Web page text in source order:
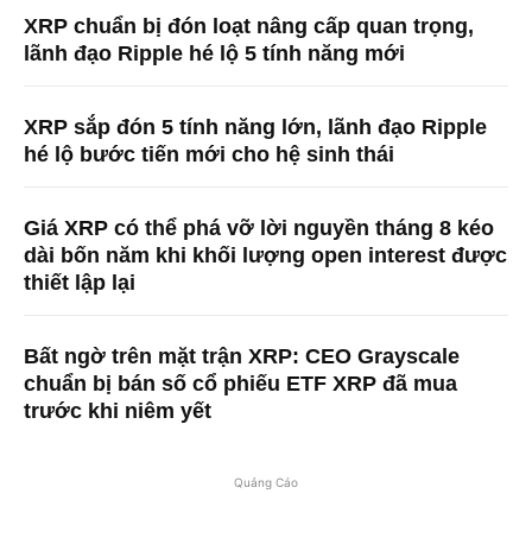
XRP chuẩn bị đón loạt nâng cấp quan trọng,
lãnh đạo Ripple hé lộ 5 tính năng mới
XRP sắp đón 5 tính năng lớn, lãnh đạo Ripple
hé lộ bước tiến mới cho hệ sinh thái
Giá XRP có thể phá vỡ lời nguyền tháng 8 kéo
dài bốn năm khi khối lượng open interest được
thiết lập lại
Bất ngờ trên mặt trận XRP: CEO Grayscale
chuẩn bị bán số cổ phiếu ETF XRP đã mua
trước khi niêm yết
Quảng Cáo